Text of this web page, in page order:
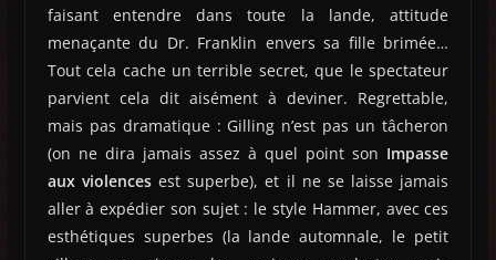
faisant entendre dans toute la lande, attitude
menaçante du Dr. Franklin envers sa fille brimée…
Tout cela cache un terrible secret, que le spectateur
parvient cela dit aisément à deviner. Regrettable,
mais pas dramatique : Gilling n’est pas un tâcheron
(on ne dira jamais assez à quel point son Impasse
aux violencesest superbe), et il ne se laisse jamais
aller à expédier son sujet : le style Hammer, avec ces
esthétiques superbes (la lande automnale, le petit